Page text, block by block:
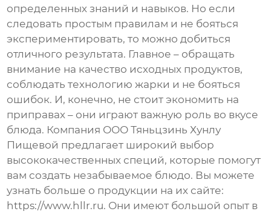
определенных знаний и навыков. Но если
следовать простым правилам и не бояться
экспериментировать, то можно добиться
отличного результата. Главное – обращать
внимание на качество исходных продуктов,
соблюдать технологию жарки и не бояться
ошибок. И, конечно, не стоит экономить на
приправах – они играют важную роль во вкусе
блюда. Компания ООО Тяньцзинь Хунлу
Пищевой предлагает широкий выбор
высококачественных специй, которые помогут
вам создать незабываемое блюдо. Вы можете
узнать больше о продукции на их сайте:
https://www.hllr.ru. Они имеют большой опыт в